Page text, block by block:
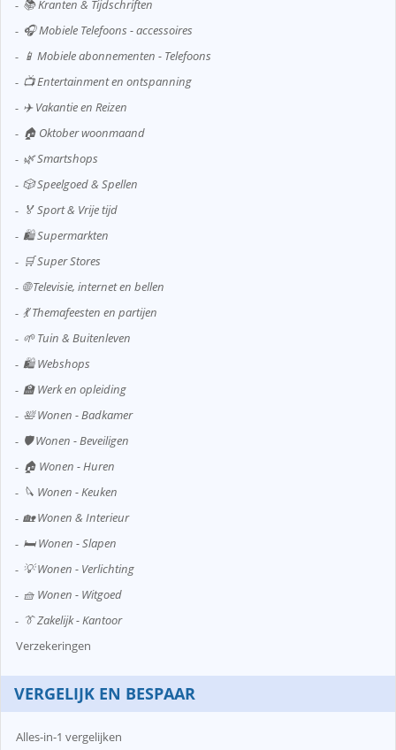
📚 Kranten & Tijdschriften
🎧 Mobiele Telefoons - accessoires
📱 Mobiele abonnementen - Telefoons
📺 Entertainment en ontspanning
✈️ Vakantie en Reizen
🏠 Oktober woonmaand
🌿 Smartshops
🎲 Speelgoed & Spellen
🏅 Sport & Vrije tijd
🛍️ Supermarkten
🛒 Super Stores
🌐 Televisie, internet en bellen
💃 Themafeesten en partijen
🌱 Tuin & Buitenleven
🛍️ Webshops
🏫 Werk en opleiding
🛀 Wonen - Badkamer
🛡️ Wonen - Beveiligen
🏠 Wonen - Huren
🔪 Wonen - Keuken
🏡 Wonen & Interieur
🛏️ Wonen - Slapen
💡 Wonen - Verlichting
🧺 Wonen - Witgoed
👔 Zakelijk - Kantoor
Verzekeringen
VERGELIJK EN BESPAAR
Alles-in-1 vergelijken